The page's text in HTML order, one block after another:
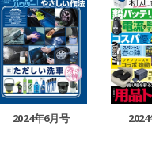
2024年6月号